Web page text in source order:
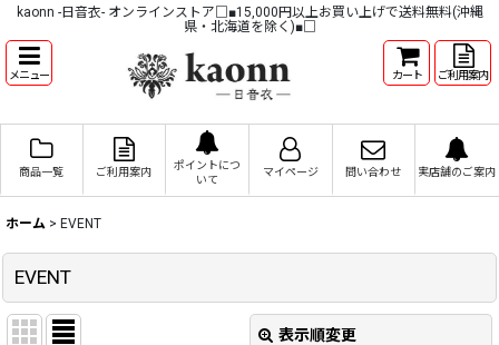
kaonn -日音衣- オンラインストア□■15,000円以上お買い上げで送料無料(沖縄
県・北海道を除く)■□
メニュー カート ご利用案内
商品一覧 ご利用案内
ポイントにつ
いて
マイページ 問い合わせ 実店舗のご案内
ホーム > EVENT
EVENT
表示順変更